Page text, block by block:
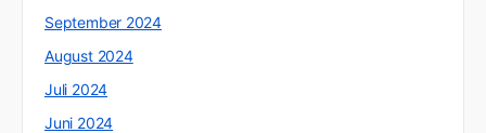
September 2024
August 2024
Juli 2024
Juni 2024